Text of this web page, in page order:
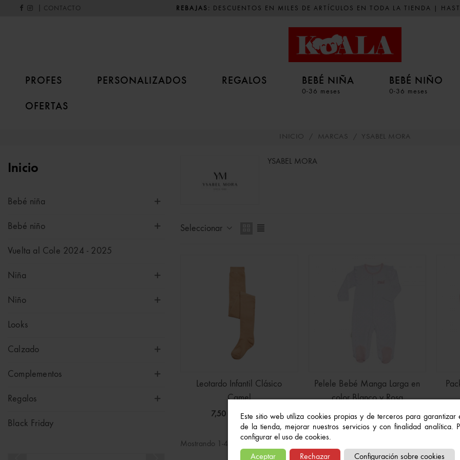
Este sitio web utiliza cookies propias y de terceros para garantizar
de la tienda, mejorar nuestros servicios y con finalidad analítica.
configurar el uso de cookies.
Aceptar Rechazar Configuración sobre cookies
CONTACTO REBAJAS: DESCUENTOS EN MILES DE ARTÍCULOS EN TODA LA TIENDA |
PROFES PERSONALIZADOS REGALOS BEBÉ NIÑA
0-36 meses
BEBÉ NIÑO
0-36 meses
OFERTAS
INICIO / MARCAS / YSABEL MORA
Inicio
Bebé niña
Bebé niño
Vuelta al Cole 2024 - 2025
Niña
Niño
Looks
Calzado
Complementos
Regalos
Black Friday
YSABEL MORA
Seleccionar
Leotardo Infantil Clásico
Camel
7,50 € (IVA inc.)
Pelele Bebé Manga Larga en
color Blanco y Rosa
17,99 € (IVA inc.)
Mostrando 1-4 de 4 artículos(s)